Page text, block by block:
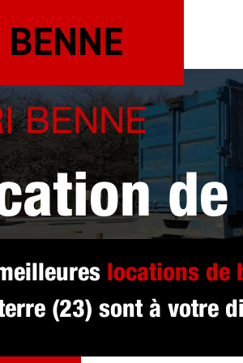
BENNE
de
locations de
(23) sont à votre